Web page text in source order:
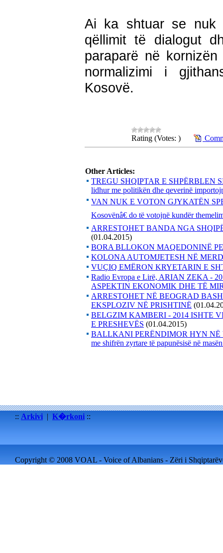
Ai ka shtuar se nuk
qëllimit të dialogut
paraparë në
normalizimi i
Kosovë.
Rating (Votes: )
Other Articles:
TREGU SHQIPTAR E SHPËRBLEN
lidhur me politikën dhe qeverinë
VAN NUK E VOTON GJYKATËN
Kosovënâ€ do të votojnë kundër
ARRESTOHET BANDA NGA
(01.04.2015)
BORA BLLOKON MAQEDONINË
KOLONA AUTOMJETESH NË
VUÇIQ EMËRON KRYETARIN E
Radio Evropa e Lirë, ARIAN ZEKA -
ASPEKTIN EKONOMIK DHE TË
ARRESTOHET NË BEOGRAD
EKSPLOZIV NË PRISHTINË
BELGZIM KAMBERI - 2014 ISHTE
E PRESHEVËS (01.04.2015)
BALLKANI PERËNDIMOR HYN NË
me shifrën zyrtare të papunësisë në
:: Arkivi | K�rkoni ::
Copyright © 2008 VOAL - Voice of Albanians - Zëri i